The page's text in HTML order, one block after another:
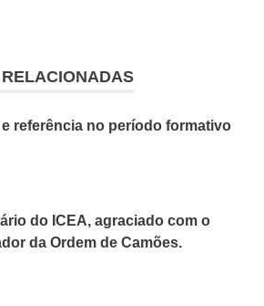
e referência no período formativo
do ICEA, agraciado com o
da Ordem de Camões.